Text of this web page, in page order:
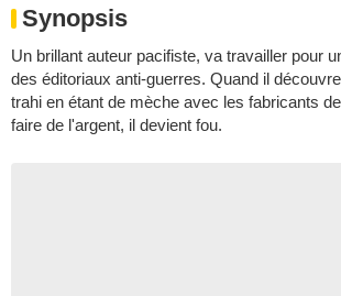
Synopsis
Un brillant auteur pacifiste, va travailler pour
des éditoriaux anti-guerres. Quand il
trahi en étant de mèche avec les fabricants
faire de l'argent, il devient fou.